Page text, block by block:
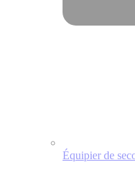
Équipier de